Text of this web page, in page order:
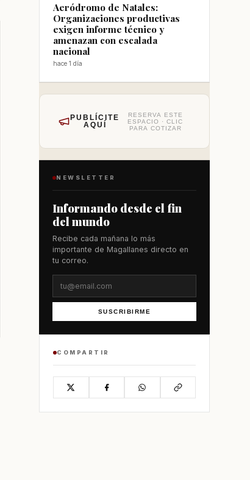
Aeródromo de Natales:
Organizaciones productivas
exigen informe técnico y
amenazan con escalada
nacional
hace 1 día
PUBLÍCITE
AQUÍ
RESERVA ESTE
ESPACIO · CLIC
PARA COTIZAR
NEWSLETTER
Informando desde el fin
del mundo
Recibe cada mañana lo más
importante de Magallanes directo en
tu correo.
SUSCRIBIRME
COMPARTIR